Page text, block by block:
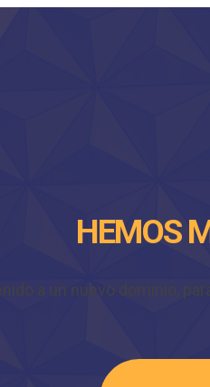
HEMOS
a un nuevo dominio,